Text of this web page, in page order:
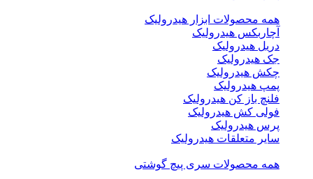
همه محصولات ابزار هیدرولیک
آچاربکس هیدرولیک
دریل هیدرولیک
جک هیدرولیک
چکش هیدرولیک
پمپ هیدرولیک
فلنچ باز کن هیدرولیک
فولی کش هیدرولیک
پرس هیدرولیک
سایر متعلقات هیدرولیک
همه محصولات سری پیچ گوشتی